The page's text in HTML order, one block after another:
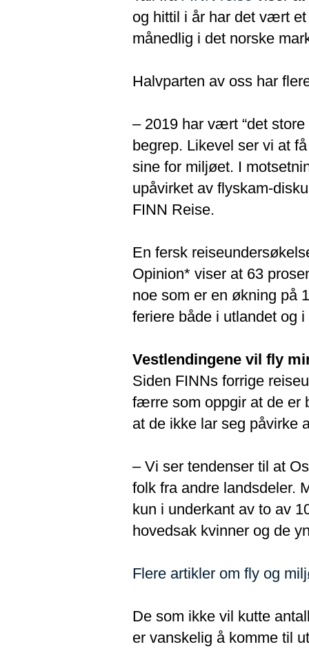
og hittil i år har det vært
månedlig i det norske
Halvparten av oss har
– 2019 har vært “det
begrep. Likevel ser vi at
sine for miljøet. I
upåvirket av flyskam-
FINN Reise.
En fersk
Opinion* viser at 63
noe som er en økning på
feriere både i utlandet og i
Vestlendingene vil fly
Siden FINNs forrige
færre som oppgir at de er
at de ikke lar seg påvirke
– Vi ser tendenser til at
folk fra andre landsdeler.
kun i underkant av to av
hovedsak kvinner og de
Flere artikler om fly og
De som ikke vil kutte
er vanskelig å komme til